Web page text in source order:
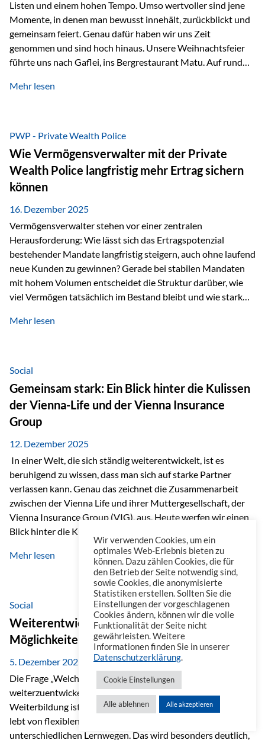
Listen und einem hohen Tempo. Umso wertvoller sind jene
Momente, in denen man bewusst innehält, zurückblickt und
gemeinsam feiert. Genau dafür haben wir uns Zeit
genommen und sind hoch hinaus. Unsere Weihnachtsfeier
führte uns nach Gaflei, ins Bergrestaurant Matu. Auf rund
beeindruckendes Panorama, sondern auch etwas, das im
verschneiter Landschaft, bei feinem Essen, guter Musik und
einer entspannten…
Mehr lesen
PWP - Private Wealth Police
Wie Vermögensverwalter mit der Private
Wealth Police langfristig mehr Ertrag sichern
können
16. Dezember 2025
Vermögensverwalter stehen vor einer zentralen
Herausforderung: Wie lässt sich das Ertragspotenzial
bestehender Mandate langfristig steigern, auch ohne laufend
neue Kunden zu gewinnen? Gerade bei stabilen Mandaten
mit hohem Volumen entscheidet die Struktur darüber, wie
viel Vermögen tatsächlich im Bestand bleibt und wie stark
Beispiel verdeutlicht diese Wirkung besonders deutlich.
hinzukommen, spielt nicht nur die Rendite eine Rolle. Auch
steuerliche Effekte haben einen erheblichen Einfluss auf…
Mehr lesen
Social
Gemeinsam stark: Ein Blick hinter die Kulissen
der Vienna-Life und der Vienna Insurance
Group
12. Dezember 2025
In einer Welt, die sich ständig weiterentwickelt, ist es
beruhigend zu wissen, dass man sich auf starke Partner
verlassen kann. Genau das zeichnet die Zusammenarbeit
zwischen der Vienna Life und ihrer Muttergesellschaft, der
Vienna Insurance Group (VIG), aus. Heute werfen wir einen
Blick hinter die Kulissen auf eine Unternehmensgruppe mit
beeindruckender Geschichte, gewachsenem Know-how und
einem stabilen Fundament. Ein starkes Netzwerk in ganz
Europa Die Vienna Insurance Group ist die führende
Versicherungsgruppe in Zentral- und Osteuropa. Mit über
50 Versicherungsgesellschaften in insgesamt 30 Ländern
verbindet sie regionale Stärke mit internationaler
Kompetenz.
Mehr lesen
Social
Weiterentwicklung im Berufsalltag: Welche
Möglichkeiten es gibt
5. Dezember 2025
Die Frage „Welche Möglichkeiten gibt es, sich
weiterzuentwickeln?“ lässt sich heute vielseitig beantworten.
Weiterbildung ist längst kein starrer Prozess mehr, sondern
lebt von flexiblen Formaten, individuellen Bedürfnissen und
unterschiedlichen Lernwegen. Das wird besonders deutlich,
Wir verwenden Cookies, um ein
optimales Web-Erlebnis bieten zu
können. Dazu zählen Cookies, die für
den Betrieb der Seite notwendig sind,
sowie Cookies, die anonymisierte
Statistiken erstellen. Sollten Sie die
Einstellungen der vorgeschlagenen
Cookies ändern, können wir die volle
Funktionalität der Seite nicht
gewährleisten. Weitere
Informationen finden Sie in unserer
Datenschutzerklärung.
Cookie Einstellungen
Alle ablehnen Alle akzeptieren